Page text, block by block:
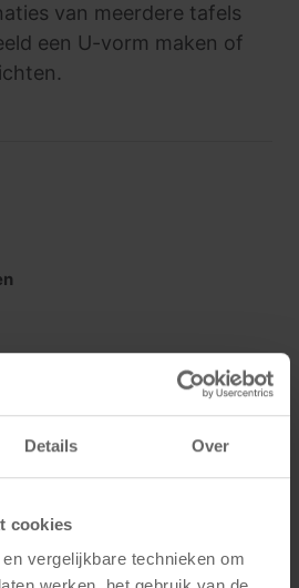
Details Over
cookies
vergelijkbare technieken om
van meerdere tafels
een U-vorm maken of
(RAL9016)